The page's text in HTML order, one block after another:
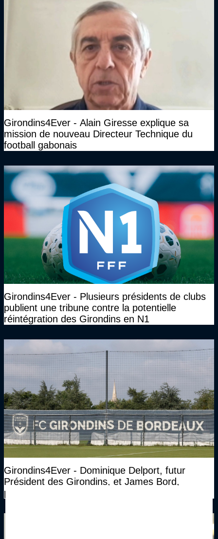
Girondins4Ever - Alain Giresse explique sa
mission de nouveau Directeur Technique du
football gabonais
Girondins4Ever - Plusieurs présidents de clubs
publient une tribune contre la potentielle
réintégration des Girondins en N1
Girondins4Ever - Dominique Delport, futur
Président des Girondins, et James Bord,
propriétaire, s'expriment sur leur vision pour